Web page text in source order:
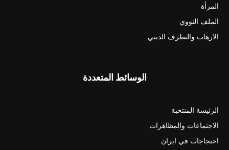
المرأة
الملف النووي
الارهاب والتطرف الديني
الوسائط المتعددة
الرئيسة المنتخبة
الاجتماعات والمظاهرات
احتجاجات في ايران